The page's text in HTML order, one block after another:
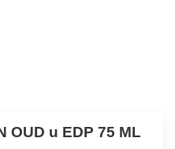
OUD u EDP 75 ML